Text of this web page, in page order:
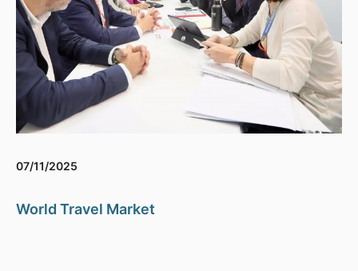
07/11/2025
World Travel Market